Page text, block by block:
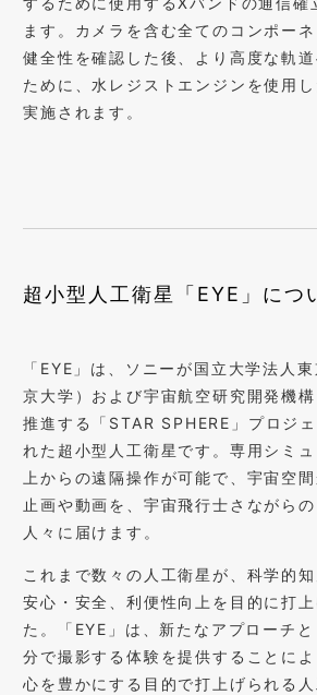
ます。カメラを含む全てのコンポー
健全性を確認した後、より高度な軌
ために、水レジストエンジンを使用
実施されます。
超小型人工衛星「EYE」につ
「EYE」は、ソニーが国立大学法人
京大学）および宇宙航空研究開発機
推進する「STAR SPHERE」プロジ
れた超小型人工衛星です。専用シミ
上からの遠隔操作が可能で、宇宙空
止画や動画を、宇宙飛行士さながら
人々に届けます。
これまで数々の人工衛星が、科学的
安心・安全、利便性向上を目的に打
た。「EYE」は、新たなアプローチ
分で撮影する体験を提供することに
心を豊かにする目的で打上げられる人